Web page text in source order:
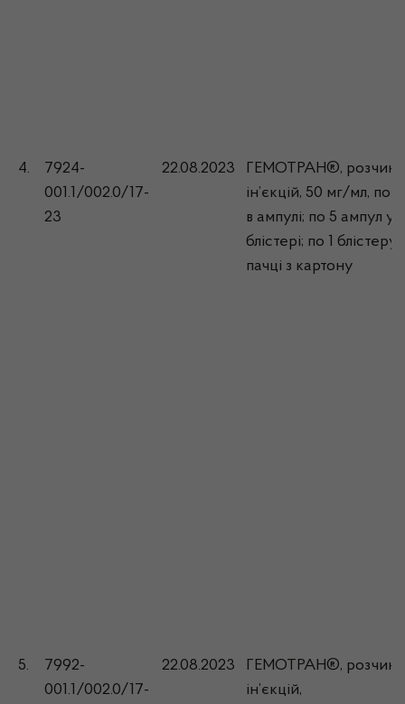
4.
7924-
001.1/002.0/17-
23
22.08.2023
ГЕМОТРАН®, розчин
ін’єкцій, 50 мг/мл, по
в ампулі; по 5 ампул у
блістері; по 1 блістеру
пачці з картону
5.
7992-
001.1/002.0/17-
22.08.2023
ГЕМОТРАН®, розчин
ін’єкцій,